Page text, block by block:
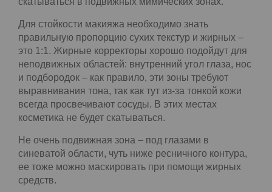
Шаг третий. Выбираем средства и текстуры
С возрастом кожа становится более сухой и
обильнее потеет. Важно правильно распределить
сухие и жирные средства декоративной
косметики. Иначе тональные основы, корректоры
будут скатываться в подвижных мимических
зонах.
Для стойкости макияжа необходимо знать
это 1:1. Жирные корректоры хорошо подойдут
для неподвижных областей: внутренний угол
глаза, нос и подбородок – как правило, эти зоны
требуют выравнивания тона, так как тут из-за